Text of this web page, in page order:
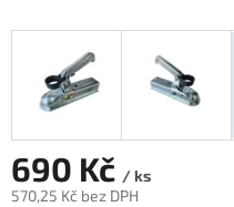
690 Kč / ks
570,25 Kč bez DPH